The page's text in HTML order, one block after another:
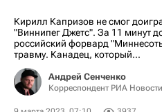
Кирилл Капризов не смог
"Виннипег Джетс". За 11 минут
российский форвард
травму. Канадец, который...
Андрей Сенченко
Корреспондент РИА